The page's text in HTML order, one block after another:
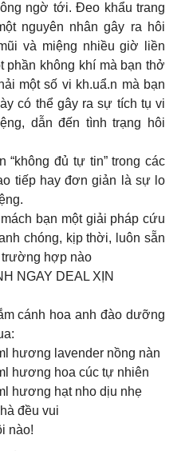
ngờ tới. Đeo khẩu trang
nguyên nhân gây ra hôi
và miệng nhiều giờ liền
phần không khí mà bạn thở
một số vi kh.uẩ.n mà bạn
có thể gây ra sự tích tụ vi
dẫn đến tình trạng hôi
“không đủ tự tin” trong các
tiếp hay đơn giản là sự lo
bạn một giải pháp cứu
chóng, kịp thời, luôn sẵn
trường hợp nào
NGAY DEAL XỊN
cánh hoa anh đào dưỡng
hương lavender nồng nàn
hương hoa cúc tự nhiên
hương hạt nho dịu nhẹ
đều vui
nào!